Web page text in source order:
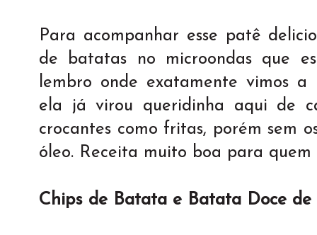
Para acompanhar esse patê
de batatas no microondas que
lembro onde exatamente vimos
ela já virou queridinha aqui de
crocantes como fritas, porém sem
óleo. Receita muito boa para
Chips de Batata e Batata Doce de